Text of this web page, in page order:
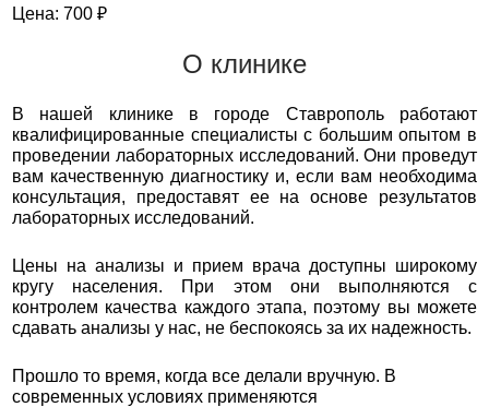
Цена: 700 ₽
О клинике
В нашей клинике в городе Ставрополь работают
квалифицированные специалисты с большим опытом в
проведении лабораторных исследований. Они проведут
вам качественную диагностику и, если вам необходима
консультация, предоставят ее на основе результатов
лабораторных исследований.
Цены на анализы и прием врача доступны широкому
кругу населения. При этом они выполняются с
контролем качества каждого этапа, поэтому вы можете
сдавать анализы у нас, не беспокоясь за их надежность.
Прошло то время, когда все делали вручную. В
современных условиях применяются